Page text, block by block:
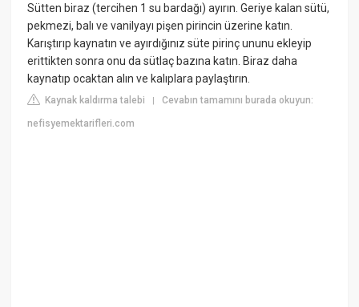
Sütten biraz (tercihen 1 su bardağı) ayırın. Geriye kalan sütü,
pekmezi, balı ve vanilyayı pişen pirincin üzerine katın.
Karıştırıp kaynatın ve ayırdığınız süte pirinç ununu ekleyip
erittikten sonra onu da sütlaç bazına katın. Biraz daha
kaynatıp ocaktan alın ve kalıplara paylaştırın.
Kaynak kaldırma talebi |Cevabın tamamını burada okuyun:
nefisyemektarifleri.com